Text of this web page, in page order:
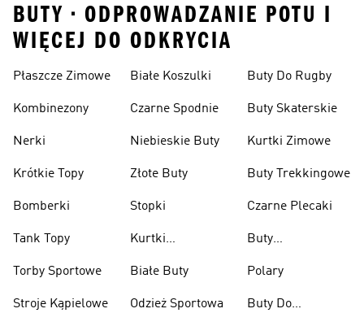
BUTY • ODPROWADZANIE POTU I
WIĘCEJ DO ODKRYCIA
Płaszcze Zimowe
Kombinezony
Nerki
Krótkie Topy
Bomberki
Tank Topy
Torby Sportowe
Stroje Kąpielowe
Białe Koszulki
Czarne Spodnie
Niebieskie Buty
Złote Buty
Stopki
Kurtki
Białe Buty
Odzież Sportowa
Buty Do Rugby
Buty Skaterskie
Kurtki Zimowe
Buty Trekkingowe
Czarne Plecaki
Buty
Polary
Buty Do